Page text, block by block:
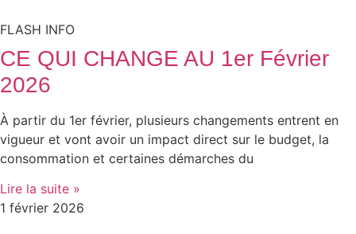
FLASH INFO
CE QUI CHANGE AU 1er Février
2026
À partir du 1er février, plusieurs changements entrent en
vigueur et vont avoir un impact direct sur le budget, la
consommation et certaines démarches du
Lire la suite »
1 février 2026